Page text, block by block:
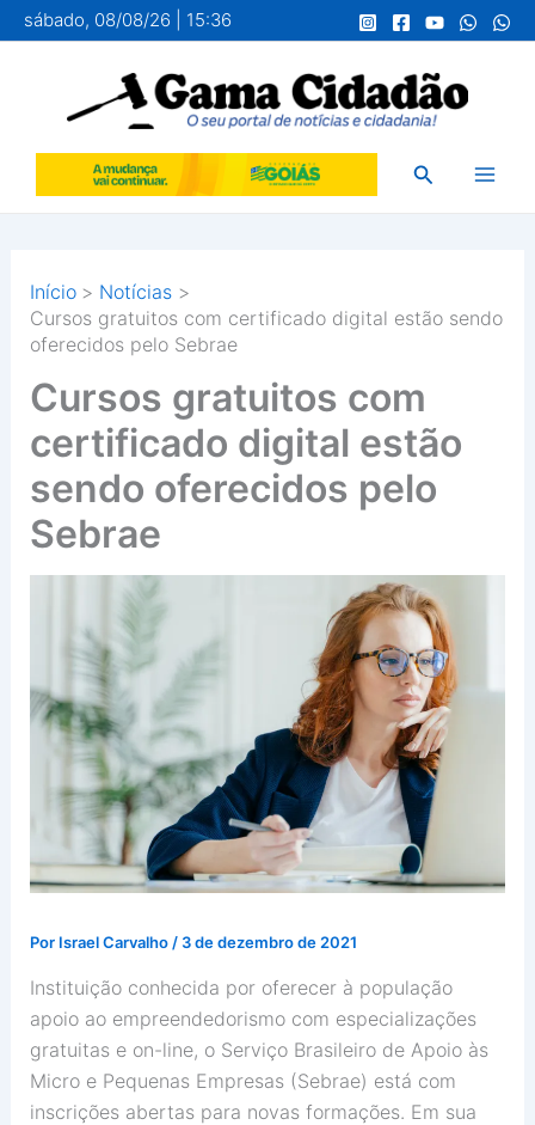
para
conteúdo
sábado, 08/08/26 | 15:36
Pesquisar
Início
Notícias
Cursos gratuitos com certificado digital estão sendo
oferecidos pelo Sebrae
Cursos gratuitos com
certificado digital estão
sendo oferecidos pelo
Sebrae
Por Israel Carvalho / 3 de dezembro de 2021
Instituição conhecida por oferecer à população
apoio ao empreendedorismo com especializações
gratuitas e on-line, o Serviço Brasileiro de Apoio às
Micro e Pequenas Empresas (Sebrae) está com
inscrições abertas para novas formações. Em sua